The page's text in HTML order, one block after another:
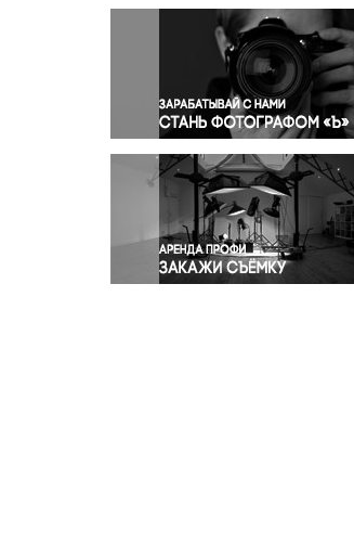
Окружающая среда
Политика
Правосудие
Происшествия и конфликты
Религия
Светская жизнь
Спорт
Экология
Экономика и бизнес